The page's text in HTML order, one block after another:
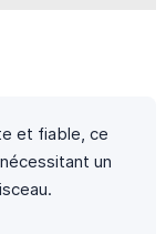
et fiable, ce
un